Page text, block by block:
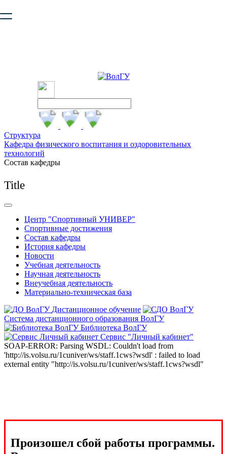
безопасную работу с сайтом. Пожалуйста
Структура
Кафедра физического воспитания и оздоровительных
технологий
Состав кафедры
Title
Центр "Спортивный УНИВЕР"
Спортивные достижения
Состав кафедры
История кафедры
Новости
Учебная деятельность
Научная деятельность
Внеучебная деятельность
Материально-техническая база
Дистанционное обучение
Система дистанционного образования ВолГУ
Библиотека ВолГУ
Сервис "Личный кабинет"
SOAP-ERROR: Parsing WSDL: Couldn't load from
'http://is.volsu.ru/1cuniver/ws/staff.1cws?wsdl' : failed to load
external entity "http://is.volsu.ru/1cuniver/ws/staff.1cws?wsdl"
Произошел сбой работы программы.